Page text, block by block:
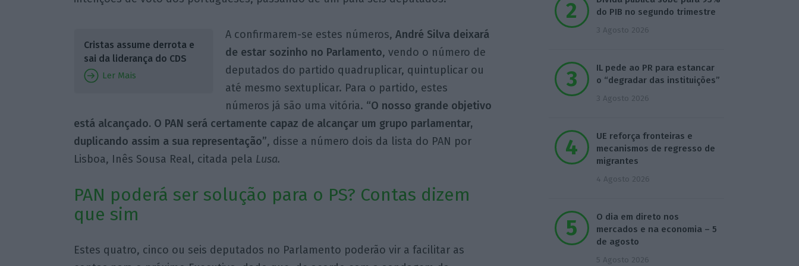
Cristas assume derrota e
sai da liderança do CDS
Ler Mais
A confirmarem-se estes números, André Silva deixará
de estar sozinho no Parlamento, vendo o número de
deputados do partido quadruplicar, quintuplicar ou
até mesmo sextuplicar. Para o partido, estes
números já são uma vitória. “O nosso grande objetivo
está alcançado. O PAN será certamente capaz de alcançar um grupo parlamentar,
duplicando assim a sua representação”, disse a número dois da lista do PAN por
Lisboa, Inês Sousa Real, citada pela Lusa.
PAN poderá ser solução para o PS? Contas dizem
que sim
Estes quatro, cinco ou seis deputados no Parlamento poderão vir a facilitar as
do PIB no segundo trimestre
3 Agosto 2026
IL pede ao PR para estancar
o “degradar das instituições”
3 Agosto 2026
UE reforça fronteiras e
mecanismos de regresso de
migrantes
4 Agosto 2026
O dia em direto nos
mercados e na economia – 5
de agosto
5 Agosto 2026